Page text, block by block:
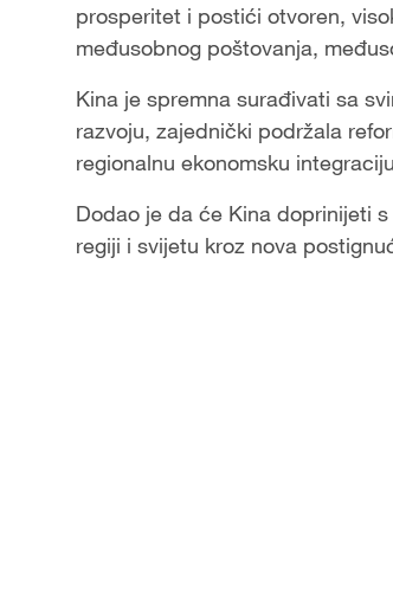
prosperitet i postići otvoren,
međusobnog poštovanja,
Kina je spremna surađivati sa
razvoju, zajednički podržala
regionalnu ekonomsku
Dodao je da će Kina doprinijeti
regiji i svijetu kroz nova